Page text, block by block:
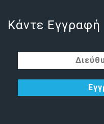
Κάντε Εγγραφή